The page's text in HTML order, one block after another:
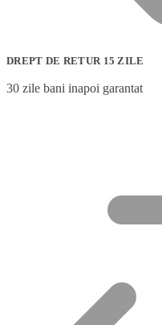
DREPT DE RETUR 15 ZILE
30 zile bani inapoi garantat